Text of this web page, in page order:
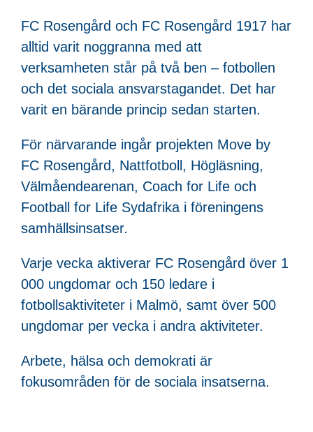
FC Rosengård och FC Rosengård 1917 har
alltid varit noggranna med att
verksamheten står på två ben – fotbollen
och det sociala ansvarstagandet. Det har
varit en bärande princip sedan starten.
För närvarande ingår projekten Move by
FC Rosengård, Nattfotboll, Högläsning,
Välmåendearenan, Coach for Life och
Football for Life Sydafrika i föreningens
samhällsinsatser.
Varje vecka aktiverar FC Rosengård över 1
000 ungdomar och 150 ledare i
fotbollsaktiviteter i Malmö, samt över 500
ungdomar per vecka i andra aktiviteter.
Arbete, hälsa och demokrati är
fokusområden för de sociala insatserna.